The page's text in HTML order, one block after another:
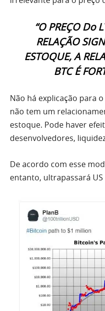
“O PREÇO Do
RELAÇÃO
ESTOQUE, A
BTC É
Não há explicação para
não tem um
estoque. Pode haver
desenvolvedores,
De acordo com esse
entanto, ultrapassará US